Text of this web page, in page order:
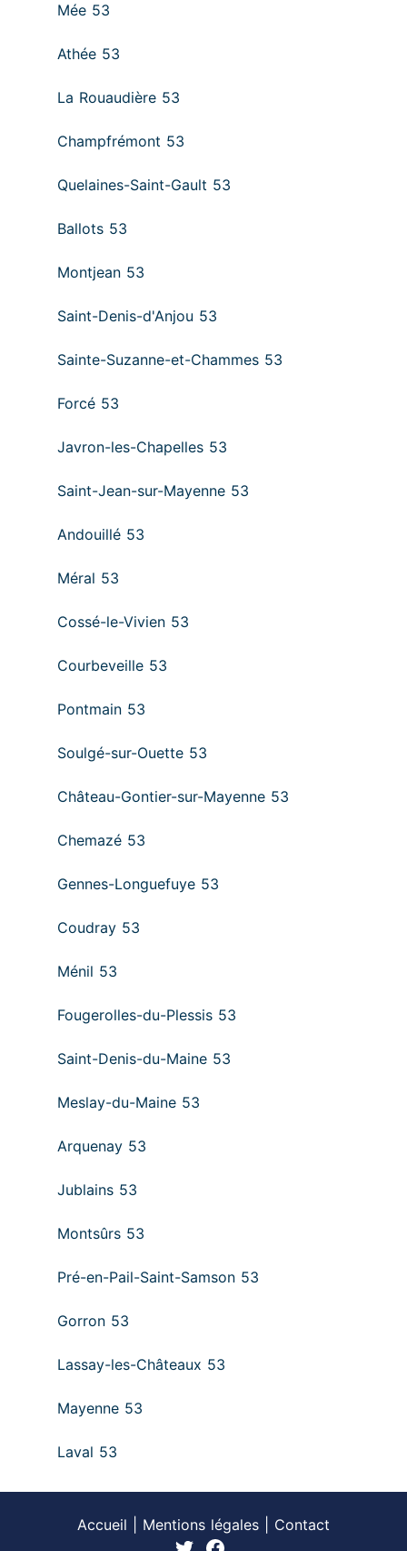
Mée 53
Athée 53
La Rouaudière 53
Champfrémont 53
Quelaines-Saint-Gault 53
Ballots 53
Montjean 53
Saint-Denis-d'Anjou 53
Sainte-Suzanne-et-Chammes 53
Forcé 53
Javron-les-Chapelles 53
Saint-Jean-sur-Mayenne 53
Andouillé 53
Méral 53
Cossé-le-Vivien 53
Courbeveille 53
Pontmain 53
Soulgé-sur-Ouette 53
Château-Gontier-sur-Mayenne 53
Chemazé 53
Gennes-Longuefuye 53
Coudray 53
Ménil 53
Fougerolles-du-Plessis 53
Saint-Denis-du-Maine 53
Meslay-du-Maine 53
Arquenay 53
Jublains 53
Montsûrs 53
Pré-en-Pail-Saint-Samson 53
Gorron 53
Lassay-les-Châteaux 53
Mayenne 53
Laval 53
Accueil Mentions légales Contact